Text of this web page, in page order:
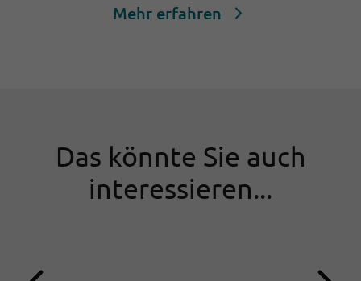
Mehr erfahren
Das könnte Sie auch
interessieren...